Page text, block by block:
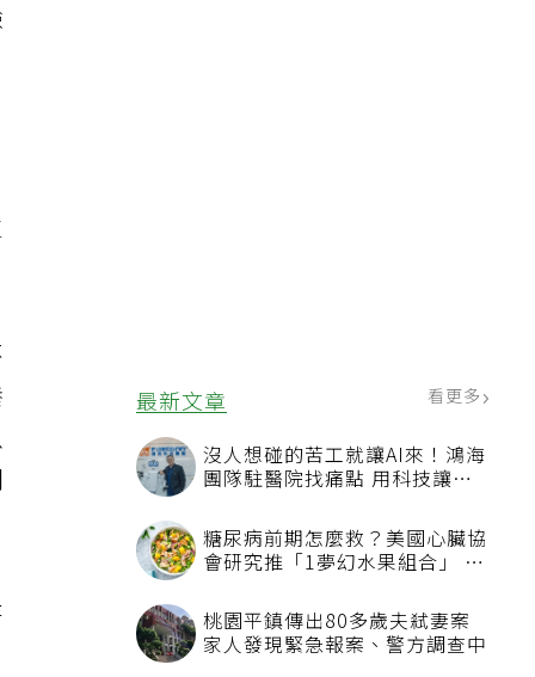
最新文章 看更多
沒人想碰的苦工就讓AI來！鴻海
團隊駐醫院找痛點 用科技讓醫
糖尿病前期怎麼救？美國心臟協
會研究推「1夢幻水果組合」 酪
桃園平鎮傳出80多歲夫弒妻案
家人發現緊急報案、警方調查中